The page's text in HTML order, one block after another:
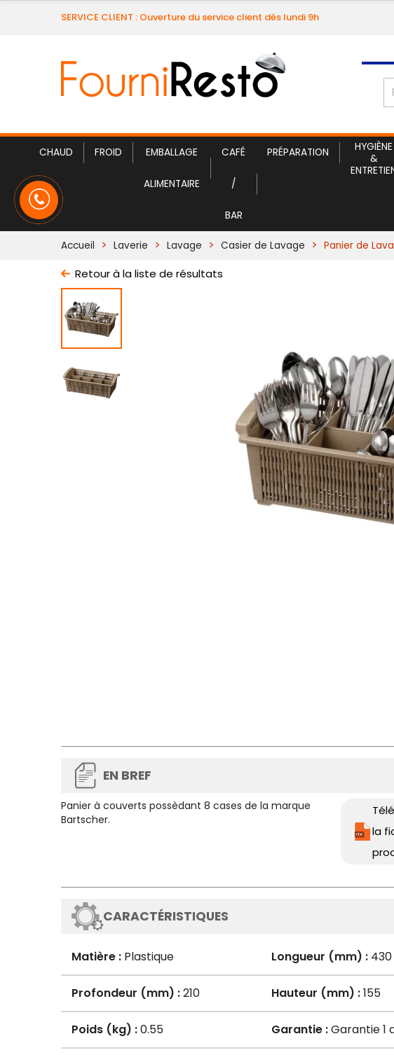
SERVICE CLIENT : Ouverture du service client dès lundi 9h
CHAUD FROID EMBALLAGE
ALIMENTAIRE
CAFÉ
/
BAR
PRÉPARATION
HYGIÈNE
&
Accueil Laverie Lavage Casier de Lavage Panier de
Retour à la liste de résultats
EN BREF
Panier à couverts possèdant 8 cases de la marque
Bartscher.
la
CARACTÉRISTIQUES
Matière : Plastique Longueur (mm) :430
Profondeur (mm) :210 Hauteur (mm) :155
Poids (kg) :0.55 Garantie :Garantie 1